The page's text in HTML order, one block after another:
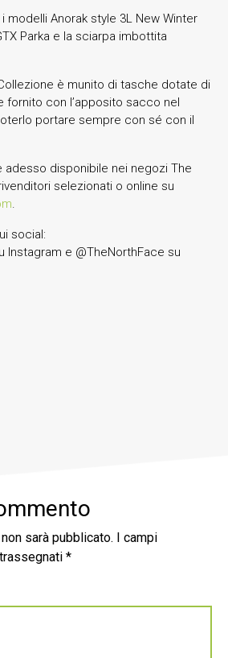
modelli Anorak style 3L New Winter
Parka e la sciarpa imbottita
è munito di tasche dotate di
fornito con l’apposito sacco nel
portare sempre con sé con il
adesso disponibile nei negozi The
selezionati o online su
.
social:
Instagram e @TheNorthFace su
sarà pubblicato.
I campi
*